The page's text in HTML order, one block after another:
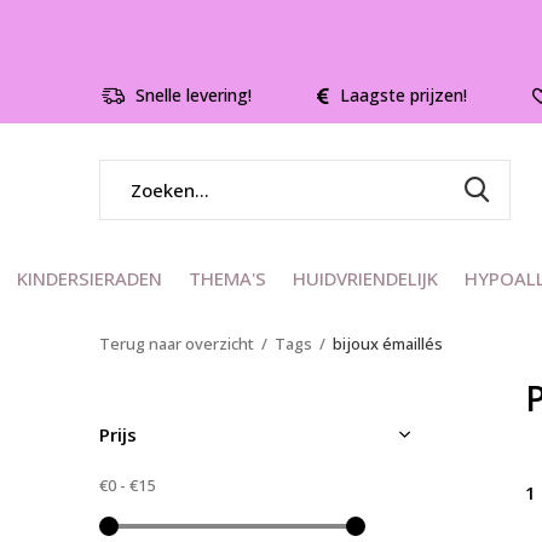
KINDERSIERADEN THEMA'S HUIDVRIENDELIJK
Snelle levering! Laagste prijzen!
Terug naar overzicht Tags bijoux émaillés
1
Prijs
€0 - €15